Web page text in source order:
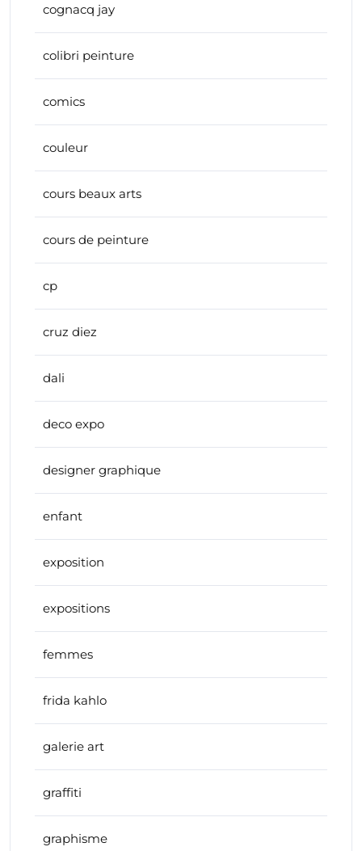
cognacq jay
colibri peinture
comics
couleur
cours beaux arts
cours de peinture
cp
cruz diez
dali
deco expo
designer graphique
enfant
exposition
expositions
femmes
frida kahlo
galerie art
graffiti
graphisme